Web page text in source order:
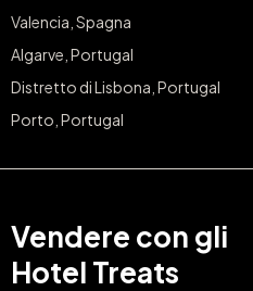
Valencia, Spagna
Algarve, Portugal
Distretto di Lisbona, Portugal
Porto, Portugal
Vendere con gli
Hotel Treats